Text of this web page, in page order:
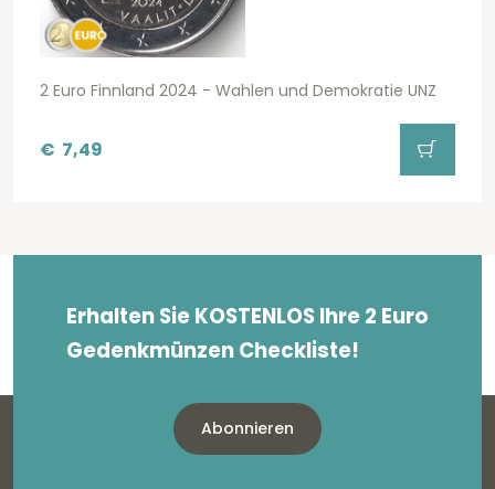
2 Euro Finnland 2024 - Wahlen und Demokratie UNZ
€ 7,49
Erhalten Sie KOSTENLOS Ihre 2 Euro
Gedenkmünzen Checkliste!
Abonnieren